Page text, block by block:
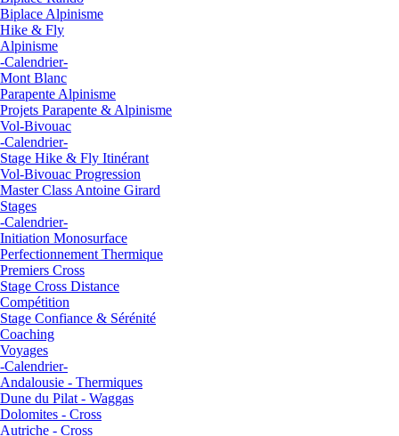
Biplace Alpinisme
Hike & Fly
Alpinisme
-Calendrier-
Mont Blanc
Parapente Alpinisme
Projets Parapente & Alpinisme
Vol-Bivouac
-Calendrier-
Stage Hike & Fly Itinérant
Vol-Bivouac Progression
Master Class Antoine Girard
Stages
-Calendrier-
Initiation Monosurface
Perfectionnement Thermique
Premiers Cross
Stage Cross Distance
Compétition
Stage Confiance & Sérénité
Coaching
Voyages
-Calendrier-
Andalousie - Thermiques
Dune du Pilat - Waggas
Dolomites - Cross
Autriche - Cross